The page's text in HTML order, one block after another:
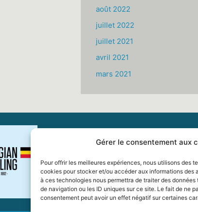
Gérer le consentement aux
Pour offrir les meilleures expériences, nous utilisons des
cookies pour stocker et/ou accéder aux informations des
à ces technologies nous permettra de traiter des
de navigation ou les ID uniques sur ce site. Le fait de ne
consentement peut avoir un effet négatif sur certaines
août 2022
juillet 2022
juillet 2021
avril 2021
mars 2021